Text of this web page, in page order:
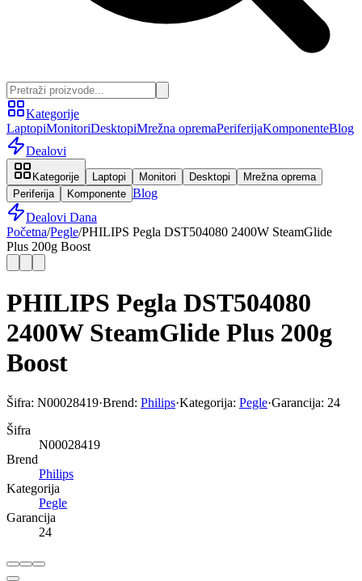
Kategorije
LaptopiMonitoriDesktopiMrežna opremaPeriferijaKomponenteBlog
Dealovi
Kategorije Laptopi Monitori Desktopi
Mrežna oprema
Periferija
Komponente Blog
Dealovi Dana
Početna/Pegle/PHILIPS Pegla DST504080 2400W SteamGlide
Plus 200g Boost
PHILIPS Pegla DST504080
2400W SteamGlide Plus 200g
Boost
Šifra: N00028419·Brend: Philips·Kategorija: Pegle·Garancija: 24
Šifra
N00028419
Brend
Philips
Kategorija
Pegle
Garancija
24